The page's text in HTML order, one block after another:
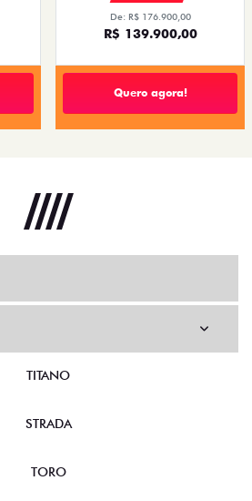
De: R$ 176.900,00
R$ 139.900,00
Quero agora!
TITANO
STRADA
TORO